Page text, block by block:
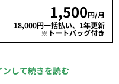
1,500円/月
18,000円一括払い、1年更新
※トートバッグ付き
して続きを読む